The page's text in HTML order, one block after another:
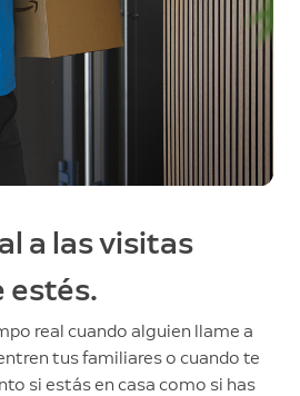
a las visitas
estés.
real cuando alguien llame a
tus familiares o cuando te
si estás en casa como si has